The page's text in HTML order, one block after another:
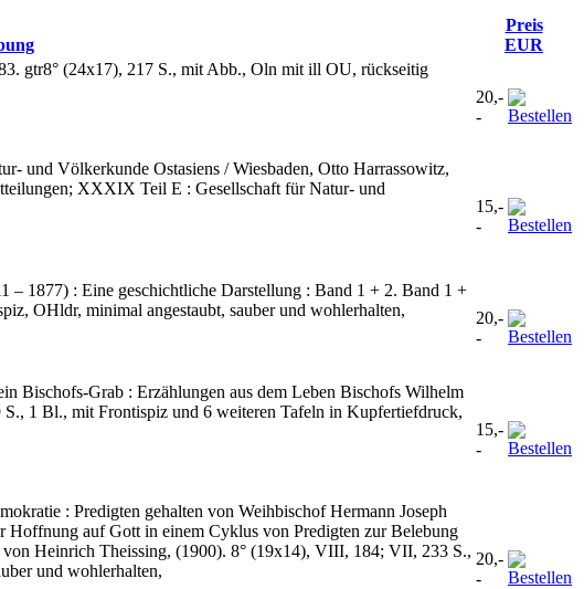
Preis
EUR
gtr8° (24x17), 217 S., mit Abb., Oln mit ill OU, rückseitig
20,-
-
und Völkerkunde Ostasiens / Wiesbaden, Otto Harrassowitz,
XXXIX Teil E : Gesellschaft für Natur- und
15,-
-
– 1877) : Eine geschichtliche Darstellung : Band 1 + 2. Band 1 +
OHldr, minimal angestaubt, sauber und wohlerhalten,
20,-
-
Bischofs-Grab : Erzählungen aus dem Leben Bischofs Wilhelm
1 Bl., mit Frontispiz und 6 weiteren Tafeln in Kupfertiefdruck,
15,-
-
: Predigten gehalten von Weihbischof Hermann Joseph
auf Gott in einem Cyklus von Predigten zur Belebung
Heinrich Theissing, (1900). 8° (19x14), VIII, 184; VII, 233 S.,
und wohlerhalten,
20,-
-